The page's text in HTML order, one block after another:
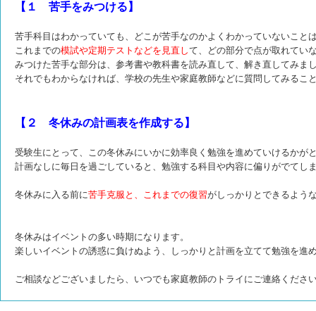
【１ 苦手をみつける】
苦手科目はわかっていても、どこが苦手なのかよくわかっていないこと
これまでの模試や定期テストなどを見直して、どの部分で点が取れてい
みつけた苦手な部分は、参考書や教科書を読み直して、解き直してみま
それでもわからなければ、学校の先生や家庭教師などに質問してみるこ
【２ 冬休みの計画表を作成する】
受験生にとって、この冬休みにいかに効率良く勉強を進めていけるかが
計画なしに毎日を過ごしていると、勉強する科目や内容に偏りがでてし
冬休みに入る前に苦手克服と、これまでの復習がしっかりとできるよう
冬休みはイベントの多い時期になります。
楽しいイベントの誘惑に負けぬよう、しっかりと計画を立てて勉強を進
ご相談などございましたら、いつでも家庭教師のトライにご連絡くださ